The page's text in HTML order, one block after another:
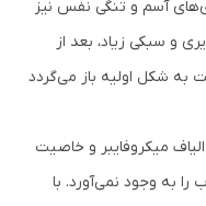
آسم و تنگی نفس نیز
و سبکی زیاد، بعد از
به شکل اولیه باز می‌گردد
الیاف میکروفایبر و خاصیت
به وجود نمی‌آورد. با